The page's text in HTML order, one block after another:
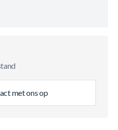
met ons op